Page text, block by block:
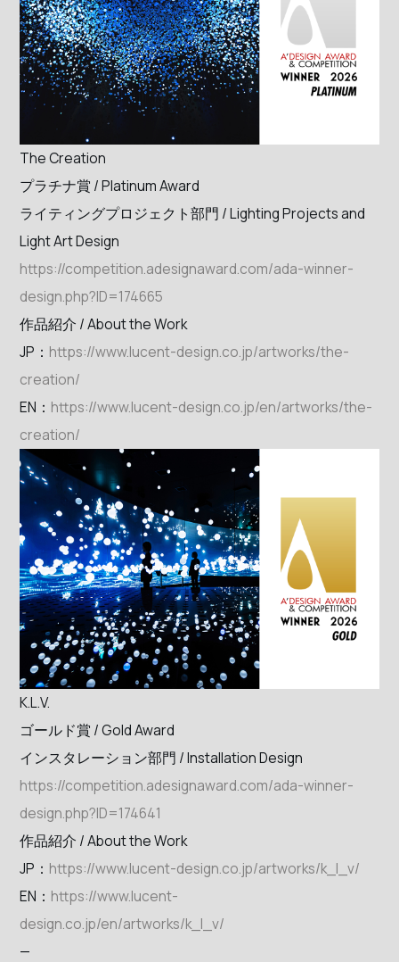
The Creation
プラチナ賞 / Platinum Award
ライティングプロジェクト部門 / Lighting Projects and
Light Art Design
https://competition.adesignaward.com/ada-winner-
design.php?ID=174665
作品紹介 / About the Work
JP： https://www.lucent-design.co.jp/artworks/the-
creation/
EN： https://www.lucent-design.co.jp/en/artworks/the-
creation/
K.L.V.
ゴールド賞 / Gold Award
インスタレーション部門 / Installation Design
https://competition.adesignaward.com/ada-winner-
design.php?ID=174641
作品紹介 / About the Work
JP： https://www.lucent-design.co.jp/artworks/k_l_v/
EN： https://www.lucent-
design.co.jp/en/artworks/k_l_v/
—